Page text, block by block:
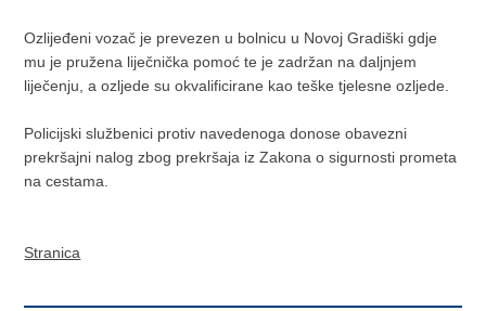
Ozlijeđeni vozač je prevezen u bolnicu u Novoj Gradiški gdje
mu je pružena liječnička pomoć te je zadržan na daljnjem
liječenju, a ozljede su okvalificirane kao teške tjelesne ozljede.
Policijski službenici protiv navedenoga donose obavezni
prekršajni nalog zbog prekršaja iz Zakona o sigurnosti prometa
na cestama.
Stranica